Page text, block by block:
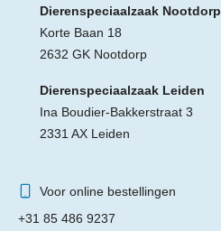
Dierenspeciaalzaak Nootdorp
Korte Baan 18
2632 GK Nootdorp
Dierenspeciaalzaak Leiden
Ina Boudier-Bakkerstraat 3
2331 AX Leiden
Voor online bestellingen
+31 85 486 9237